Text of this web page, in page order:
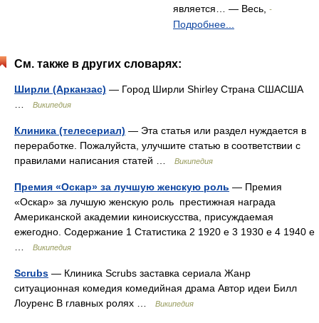
является… — Весь,
-
Подробнее...
См. также в других словарях:
Ширли (Арканзас) — Город Ширли Shirley Страна СШАСША
Википедия
Клиника (телесериал) — Эта статья или раздел нуждается в
переработке. Пожалуйста, улучшите статью в соответствии с
правилами написания статей …
Википедия
Премия «Оскар» за лучшую женскую роль — Премия
«Оскар» за лучшую женскую роль престижная награда
Американской академии киноискусства, присуждаемая
ежегодно. Содержание 1 Статистика 2 1920 е 3 1930 е 4 1940 е
Википедия
Scrubs — Клиника Scrubs заставка сериала Жанр
ситуационная комедия комедийная драма Автор идеи Билл
Лоуренс В главных ролях …
Википедия